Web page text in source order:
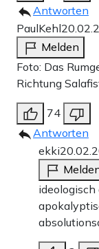
Antworten
PaulKehl
Melden
Foto: Das
Richtung
74
Antworten
ekki